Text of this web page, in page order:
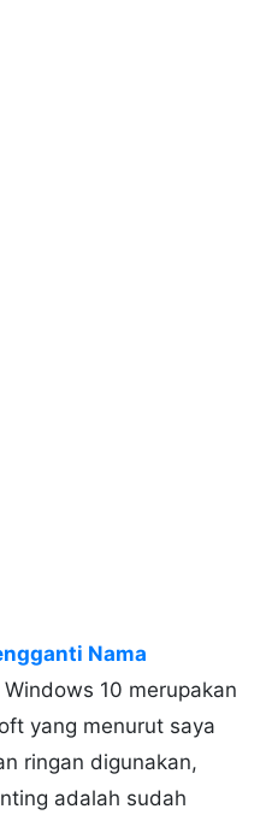
Nama
10 merupakan
yang menurut saya
ringan digunakan,
adalah sudah